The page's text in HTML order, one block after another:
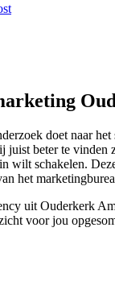
doet naar
juist beter te vinden
wilt schakelen.
het
uit Ouderkerk
voor jou